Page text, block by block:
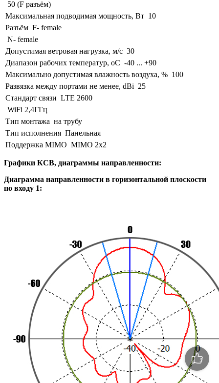
50 (F разъём)
Максимальная подводимая мощность, Вт 10
Разъём F- female
N- female
Допустимая ветровая нагрузка, м/с 30
Диапазон рабочих температур, оС -40 ... +90
Максимально допустимая влажность воздуха, % 100
Развязка между портами не менее, dBi 25
Стандарт связи LTE 2600
WiFi 2,4ГГц
Тип монтажа на трубу
Тип исполнения Панельная
Поддержка MIMO MIMO 2x2
Графики КСВ, диаграммы направленности:
Диаграмма направленности в горизонтальной плоскости
по входу 1: